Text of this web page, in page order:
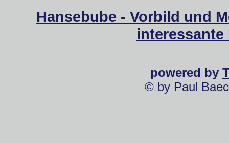
Hansebube - Vorbild und
powered by
© by Paul